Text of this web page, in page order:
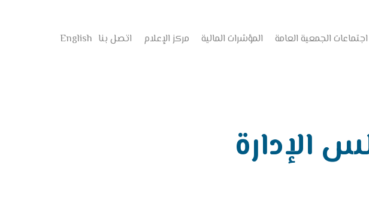
اجتماعات الجمعية العامة المؤشرات المالية مركز الإعلام اتصل بنا English
الإدارة